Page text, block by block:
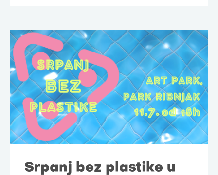
Srpanj bez plastike u